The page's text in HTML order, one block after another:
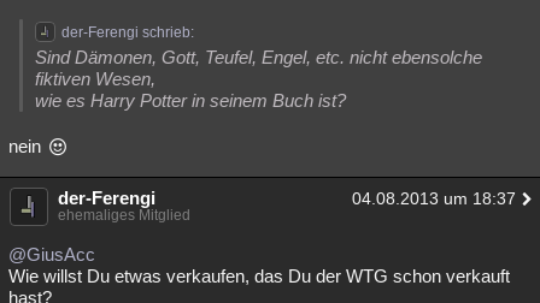
der-Ferengi schrieb:
Sind Dämonen, Gott, Teufel, Engel, etc. nicht ebensolche
fiktiven Wesen,
wie es Harry Potter in seinem Buch ist?
nein
der-Ferengi 04.08.2013 um 18:37
ehemaliges Mitglied
@GiusAcc
Wie willst Du etwas verkaufen, das Du der WTG schon verkauft
hast?